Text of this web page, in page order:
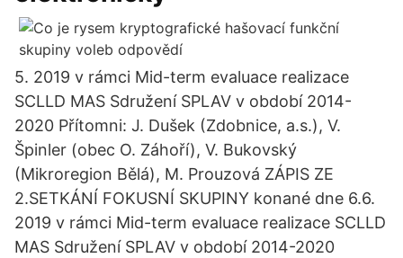
5. 2019 v rámci Mid-term evaluace realizace
SCLLD MAS Sdružení SPLAV v období 2014-
2020 Přítomni: J. Dušek (Zdobnice, a.s.), V.
Špinler (obec O. Záhoří), V. Bukovský
(Mikroregion Bělá), M. Prouzová ZÁPIS ZE
2.SETKÁNÍ FOKUSNÍ SKUPINY konané dne 6.6.
2019 v rámci Mid-term evaluace realizace SCLLD
MAS Sdružení SPLAV v období 2014-2020